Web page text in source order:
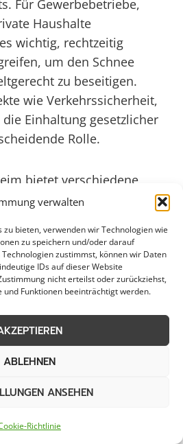
verwalten
bieten, verwenden wir Technologien wie
zu speichern und/oder darauf
zustimmst, können wir Daten
IDs auf dieser Website
nicht erteilst oder zurückziehst,
Funktionen beeinträchtigt werden.
ABLEHNEN
ANSEHEN
Richtlinie
Für Gewerbebetriebe,
Haushalte
wichtig, rechtzeitig
um den Schnee
zu beseitigen.
wie Verkehrssicherheit,
Einhaltung gesetzlicher
Rolle.
bietet verschiedene
Schneeabtransport an.
bis hin zu
für Unternehmen, die
räumen haben. Dabei ist es
frühzeitig zu
zu vermeiden und die
Raum zu
zu minimieren und die